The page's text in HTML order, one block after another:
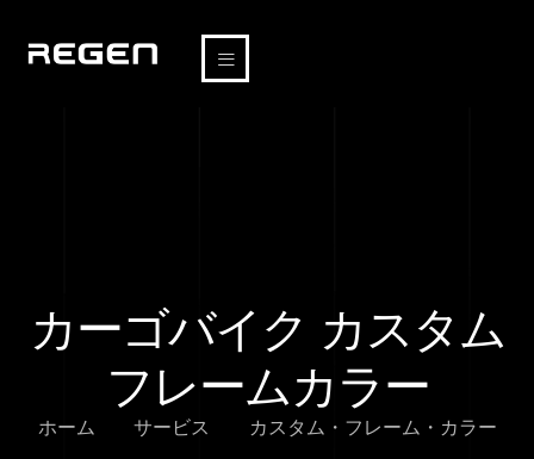
カーゴバイク カスタム
フレームカラー
ホーム サービス カスタム・フレーム・カラー